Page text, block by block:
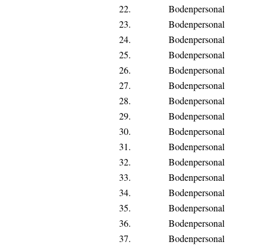
22.
Bodenpersonal
23.
Bodenpersonal
24.
Bodenpersonal
25.
Bodenpersonal
26.
Bodenpersonal
27.
Bodenpersonal
28.
Bodenpersonal
29.
Bodenpersonal
30.
Bodenpersonal
31.
Bodenpersonal
32.
Bodenpersonal
33.
Bodenpersonal
34.
Bodenpersonal
35.
Bodenpersonal
36.
Bodenpersonal
37.
Bodenpersonal